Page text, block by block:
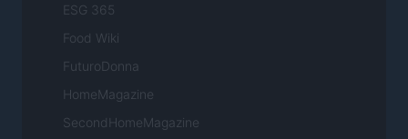
ESG 365
Food Wiki
FuturoDonna
HomeMagazine
SecondHomeMagazine